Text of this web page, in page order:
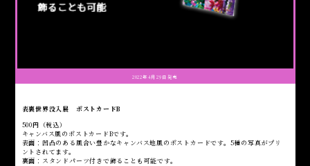
2022年4月29日発売
表裏世界没入展 ポストカードB
500円（税込）
キャンバス風のポストカードBです。
表面：凹凸のある風合い豊かなキャンバス地風のポストカードです。5種の写真がプリ
ントされてます。
裏面：スタンドパーツ付きで飾ることも可能です。